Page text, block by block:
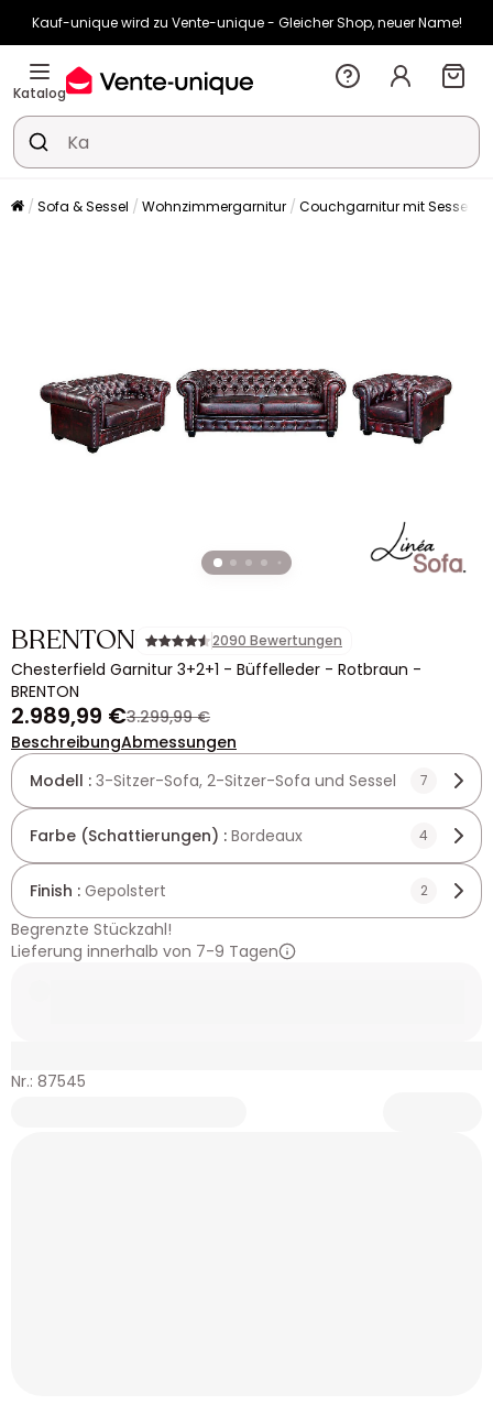
Kauf-unique wird zu Vente-unique - Gleicher Shop, neuer Name!
-10% ab 400€ mitHEAT10auf Vente-unique-Produkte
Noch:
Katalog
Sofa & Sessel Wohnzimmergarnitur Couchgarnitur mit Sessel
BRENTON 2090 Bewertungen
Chesterfield Garnitur 3+2+1 - Büffelleder - Rotbraun -
BRENTON
2.989,99 €3.299,99 €
BeschreibungAbmessungen
Modell : 3-Sitzer-Sofa, 2-Sitzer-Sofa und Sessel 7
Farbe (Schattierungen) : Bordeaux 4
Finish : Gepolstert 2
Begrenzte Stückzahl!
Lieferung innerhalb von 7-9 Tagen
Nr.: 87545